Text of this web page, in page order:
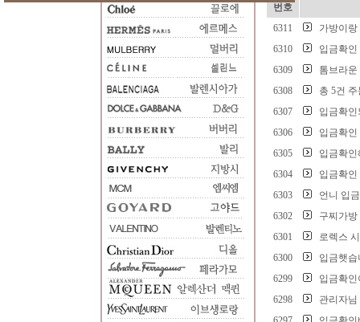
번호
6311
가방이
6310
입금확인
6309
톰브라
6308
총 5건
6307
입금확
6306
입금확인
6305
입금확
6304
입금확
6303
언니 입
6302
구찌가
6301
로렉스
6300
입금햇
6299
입금확
6298
관리자님